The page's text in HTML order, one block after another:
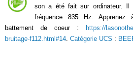
son a été fait sur ordinateur. Il
fréquence 835 Hz. Apprenez
battement de coeur :
https://
bruitage-f112.html#14. Catégorie UCS :